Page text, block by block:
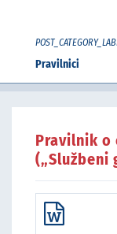
Pravilnici
Pravilnik o
(„Službeni